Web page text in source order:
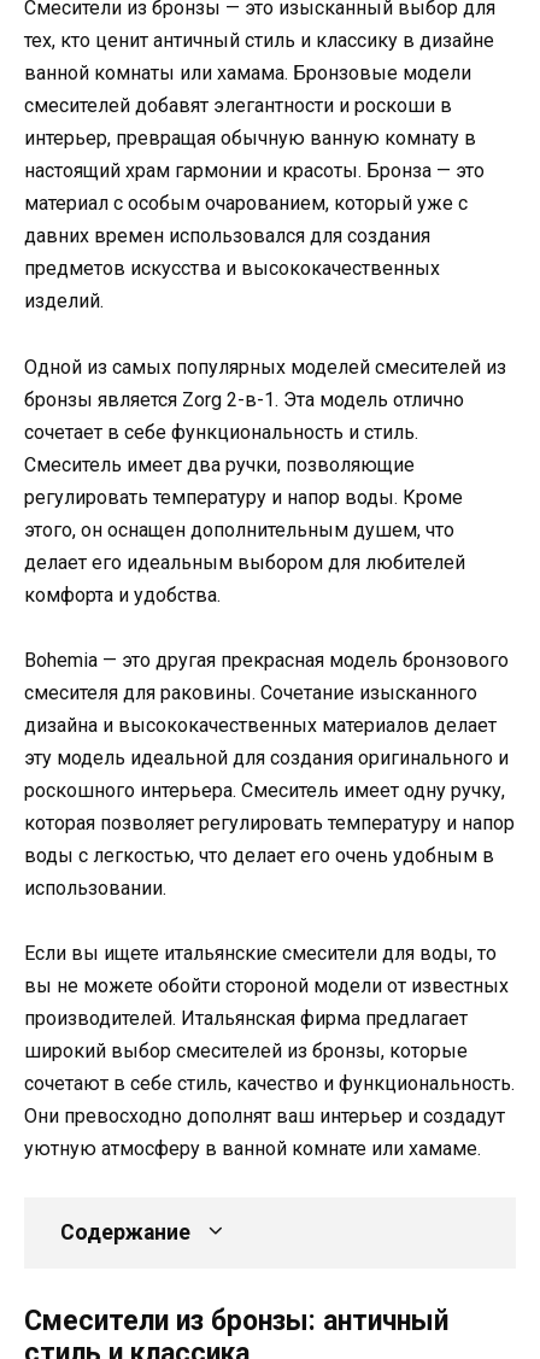
Смесители из бронзы — это изысканный выбор для
тех, кто ценит античный стиль и классику в дизайне
ванной комнаты или хамама. Бронзовые модели
смесителей добавят элегантности и роскоши в
интерьер, превращая обычную ванную комнату в
настоящий храм гармонии и красоты. Бронза — это
материал с особым очарованием, который уже с
давних времен использовался для создания
предметов искусства и высококачественных
изделий.
Одной из самых популярных моделей смесителей из
бронзы является Zorg 2-в-1. Эта модель отлично
сочетает в себе функциональность и стиль.
Смеситель имеет два ручки, позволяющие
регулировать температуру и напор воды. Кроме
этого, он оснащен дополнительным душем, что
делает его идеальным выбором для любителей
комфорта и удобства.
Bohemia — это другая прекрасная модель бронзового
смесителя для раковины. Сочетание изысканного
дизайна и высококачественных материалов делает
эту модель идеальной для создания оригинального и
роскошного интерьера. Смеситель имеет одну ручку,
которая позволяет регулировать температуру и напор
воды с легкостью, что делает его очень удобным в
использовании.
Если вы ищете итальянские смесители для воды, то
вы не можете обойти стороной модели от известных
производителей. Итальянская фирма предлагает
широкий выбор смесителей из бронзы, которые
сочетают в себе стиль, качество и функциональность.
Они превосходно дополнят ваш интерьер и создадут
уютную атмосферу в ванной комнате или хамаме.
Содержание
Смесители из бронзы: античный